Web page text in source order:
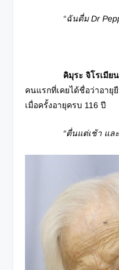
“ฉันดื่มDr
คิมุระ จิโรเมียน
คนแรกที่เคยได้ชื่อว่าอายุ
เมื่อครั้งอายุครบ 116 ปี
“ตื่นแต่เช้า แล